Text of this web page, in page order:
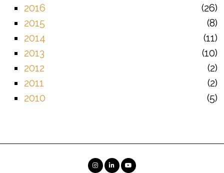
2016
26
2015
8
2014
11
2013
10
2012
2
2011
2
2010
5